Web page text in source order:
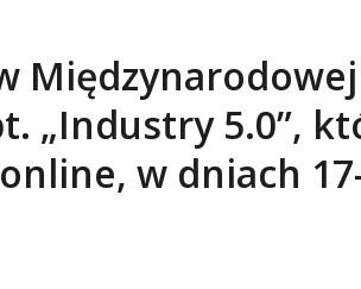
Międzynarodowej
„Industry 5.0”,
w dniach